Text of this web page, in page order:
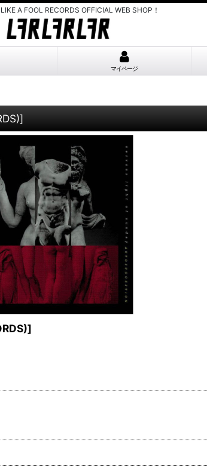
A FOOL RECORDS OFFICIAL WEB SHOP！
マイページ
]
]